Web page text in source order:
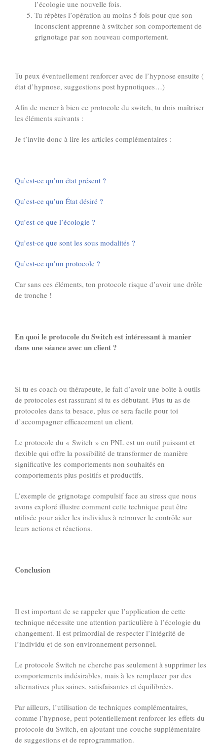
l’écologie une nouvelle fois.
Tu répètes l’opération au moins 5 fois pour que son
inconscient apprenne à switcher son comportement de
grignotage par son nouveau comportement.
Tu peux éventuellement renforcer avec de l’hypnose ensuite (
état d’hypnose, suggestions post hypnotiques…)
Afin de mener à bien ce protocole du switch, tu dois maîtriser
les éléments suivants :
Je t’invite donc à lire les articles complémentaires :
Qu’est-ce qu’un état présent ?
Qu’est-ce qu’un État désiré ?
Qu’est-ce que l’écologie ?
Qu’est-ce que sont les sous modalités ?
Qu’est-ce qu’un protocole ?
Car sans ces éléments, ton protocole risque d’avoir une drôle
de tronche !
En quoi le protocole du Switch est intéressant à manier
dans une séance avec un client ?
Si tu es coach ou thérapeute, le fait d’avoir une boîte à outils
de protocoles est rassurant si tu es débutant. Plus tu as de
protocoles dans ta besace, plus ce sera facile pour toi
d’accompagner efficacement un client.
Le protocole du « Switch » en PNL est un outil puissant et
flexible qui offre la possibilité de transformer de manière
significative les comportements non souhaités en
comportements plus positifs et productifs.
L’exemple de grignotage compulsif face au stress que nous
avons exploré illustre comment cette technique peut être
utilisée pour aider les individus à retrouver le contrôle sur
leurs actions et réactions.
Conclusion
Il est important de se rappeler que l’application de cette
technique nécessite une attention particulière à l’écologie du
changement. Il est primordial de respecter l’intégrité de
l’individu et de son environnement personnel.
Le protocole Switch ne cherche pas seulement à supprimer les
comportements indésirables, mais à les remplacer par des
alternatives plus saines, satisfaisantes et équilibrées.
Par ailleurs, l’utilisation de techniques complémentaires,
comme l’hypnose, peut potentiellement renforcer les effets du
protocole du Switch, en ajoutant une couche supplémentaire
de suggestions et de reprogrammation.